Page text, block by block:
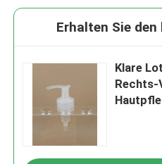
Erhalten Sie
Klare
Rechts-